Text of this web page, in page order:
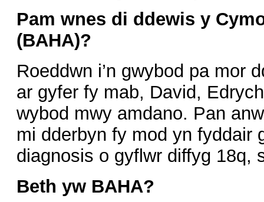
Pam wnes di ddewis y
(BAHA)?
Roeddwn i’n gwybod pa mor
ar gyfer fy mab, David,
wybod mwy amdano. Pan
mi dderbyn fy mod yn fyddair
diagnosis o gyflwr diffyg 18q,
Beth yw BAHA?